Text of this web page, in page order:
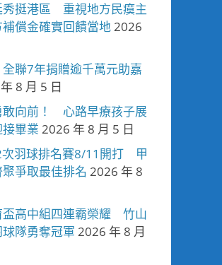
秀挺港區 重視地方民瘼主
償金確實回饋當地2026
聯7年捐贈逾千萬元助嘉
8 月 5 日
敢向前！ 心路早療孩子展
畢業 2026 年 8 月 5 日
羽球排名賽8/11開打 甲
爭取最佳排名 2026 年 8
盃高中組四連霸榮耀 竹山
隊勇奪冠軍 2026 年 8 月